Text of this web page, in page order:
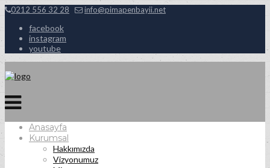
0212 556 32 28 info@pimapenbayii.net
facebook
instagram
youtube
Anasayfa
Kurumsal
Hakkımızda
Vizyonumuz